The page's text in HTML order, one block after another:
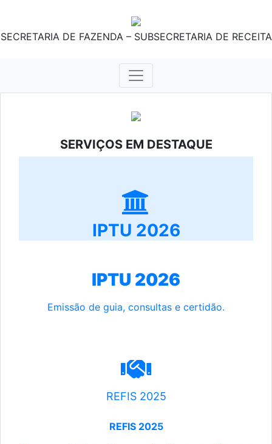
SECRETARIA DE FAZENDA – SUBSECRETARIA DE RECEITA
SERVIÇOS EM DESTAQUE
IPTU 2026
IPTU 2026
Emissão de guia, consultas e certidão.
REFIS 2025
REFIS 2025